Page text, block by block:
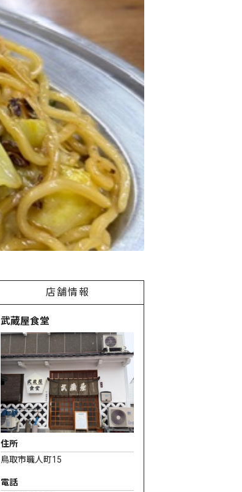
店舗情報
武蔵屋食堂
住所
鳥取市職人町15
電話